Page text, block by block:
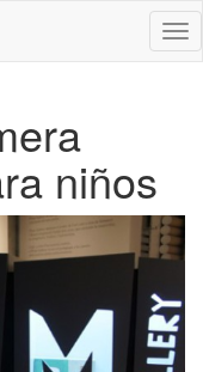
niños